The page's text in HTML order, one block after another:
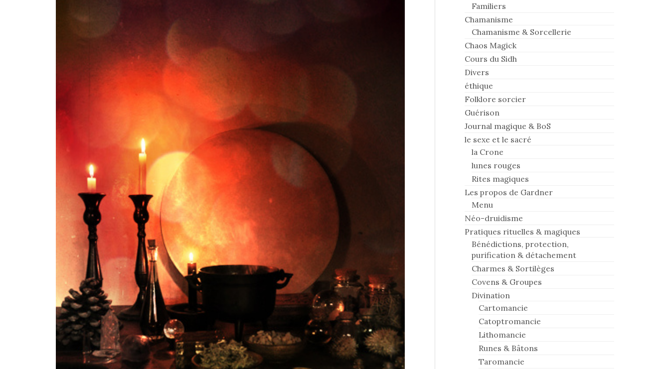
Familiers
Chamanisme
Chamanisme & Sorcellerie
Chaos Magick
Cours du Sidh
Divers
éthique
Folklore sorcier
Guérison
Journal magique & BoS
le sexe et le sacré
la Crone
lunes rouges
Rites magiques
Les propos de Gardner
Menu
Néo-druidisme
Pratiques rituelles & magiques
Bénédictions, protection,
purification & détachement
Charmes & Sortilèges
Covens & Groupes
Divination
Cartomancie
Catoptromancie
Lithomancie
Runes & Bâtons
Taromancie